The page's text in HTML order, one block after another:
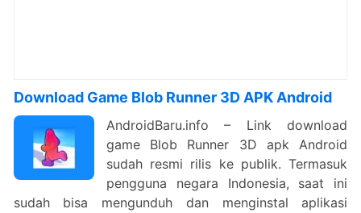
Download Game Blob Runner 3D APK Android
AndroidBaru.info – Link download
game Blob Runner 3D apk Android
sudah resmi rilis ke publik. Termasuk
pengguna negara Indonesia, saat ini
sudah bisa mengunduh dan menginstal aplikasi